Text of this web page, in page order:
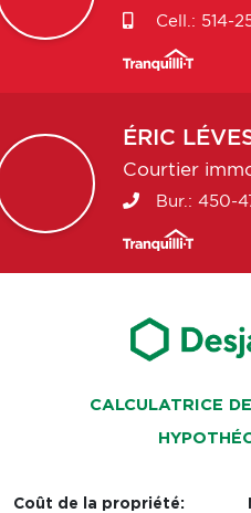
Cell.: 514-
ÉRIC
Courtier
Bur.: 450-
CALCULATRICE
Coût de la propriété: